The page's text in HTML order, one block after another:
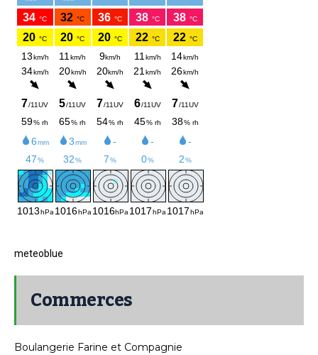
meteoblue
Commerces
Boulangerie Farine et Compagnie